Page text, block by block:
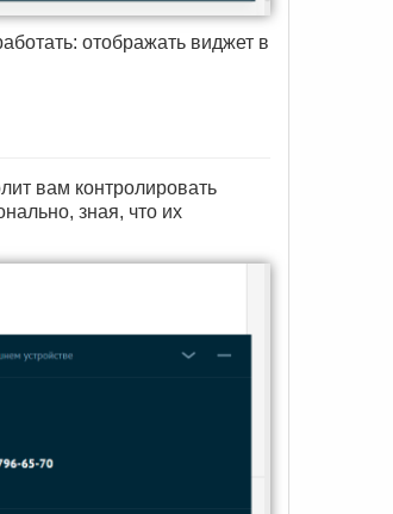
отображать виджет в
вам контролировать
зная, что их